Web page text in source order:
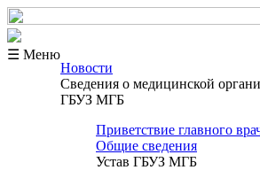
☰ Меню
Новости
Сведения о медицинской
ГБУЗ МГБ
Приветствие главного
Общие сведения
Устав ГБУЗ МГБ